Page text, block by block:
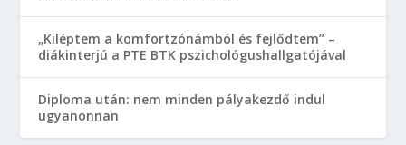
„Kiléptem a komfortzónámból és fejlődtem” –
diákinterjú a PTE BTK pszichológushallgatójával
Diploma után: nem minden pályakezdő indul
ugyanonnan